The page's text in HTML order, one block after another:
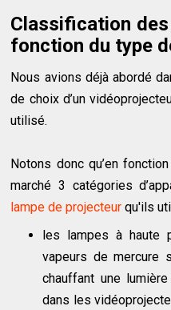
Classification
fonction du type
Nous avions déjà abordé
de choix d’un
utilisé.
Notons donc qu’en
marché 3 catégories
lampe de projecteur qu'ils
les lampes à haute
vapeurs de mercure
chauffant une
dans les